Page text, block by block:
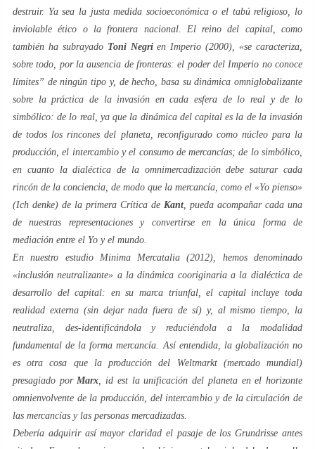
destruir. Ya sea la justa medida socioeconómica o el tabú religioso, lo
inviolable ético o la frontera nacional. Elreino del capital, como
también ha subrayado Toni Negrien Imperio (2000), «se caracteriza,
sobre todo, por la ausencia de fronteras: el poder del Imperio no conoce
límites” de ningún tipo y, de hecho, basa su dinámica omniglobalizante
sobre la práctica de la invasión en cada esfera de lo real y de lo
simbólico: de lo real, ya que la dinámica del capital es la de la invasión
de todos los rincones del planeta, reconfigurado como núcleo para la
producción, el intercambio y el consumo de mercancías; de lo simbólico
en cuanto la dialéctica de la omnimercadizacióndebe saturar cada
rincón de la conciencia, de modo que la mercancía, como el «Yo pienso»
(Ich denke) de la primera Crítica de Kant , pueda acompañar cada una
de nuestras representaciones y convertirse en la única forma de
mediación entre el Yo y el mundo.
En nuestro estudio Minima Mercatalia(2012), hemos denominado
«inclusión neutralizante» a la dinámica cooriginaria a la dialéctica de
desarrollo del capital: en su marca triunfal, el capital incluye toda
realidad externa (sin dejar nada fuera de sí) y, al mismo tiempo, la
neutraliza, des-identificándola y reduciéndola a la modalidad
fundamental de laforma mercancía . Así entendida, la globalización no
es otra cosa que la producción del Weltmarkt (mercado mundial)
presagiado por Marx id estla unificación del planeta en el horizonte
omnienvolvente de la producción, del intercambio y de la circulación de
las mercancías y las personas mercadizadas
Debería adquirir así mayor claridad el pasaje de losGrundrisseantes